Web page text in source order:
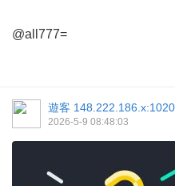
@all777=
遊客
2026-5-9 08:48:03